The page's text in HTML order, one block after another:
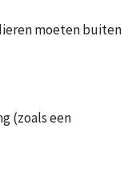
moeten buiten
(zoals een